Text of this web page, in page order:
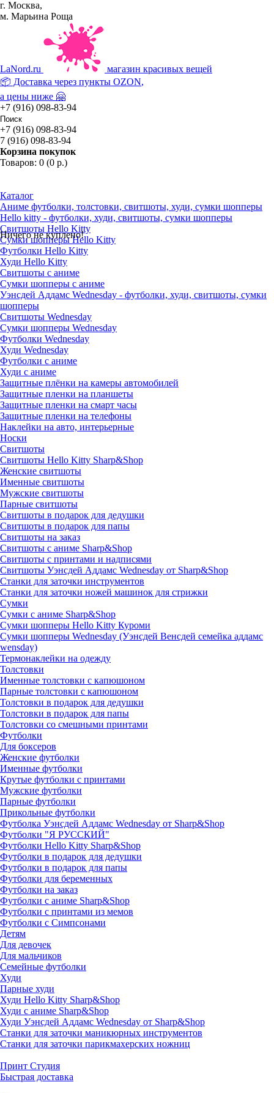
г. Москва,
м. Марьина Роща
LaNord.ru
магазин красивых вещей
📦 Доставка через пункты OZON,
а цены ниже 🤗
+7 (916) 098-83-94
+7 (916) 098-83-94
7 (916) 098-83-94
Корзина покупок
Товаров: 0 (0 р.)
Ничего не куплено!
Каталог
Аниме футболки, толстовки, свитшоты, худи, сумки шопперы
Hello kitty - футболки, худи, свитшоты, сумки шопперы
Свитшоты Hello Kitty
Сумки шопперы Hello Kitty
Футболки Hello Kitty
Худи Hello Kitty
Свитшоты с аниме
Сумки шопперы с аниме
Уэнсдей Аддамс Wednesday - футболки, худи, свитшоты, сумки
шопперы
Свитшоты Wednesday
Сумки шопперы Wednesday
Футболки Wednesday
Худи Wednesday
Футболки с аниме
Худи с аниме
Защитные плёнки на камеры автомобилей
Защитные пленки на планшеты
Защитные пленки на смарт часы
Защитные пленки на телефоны
Наклейки на авто, интерьерные
Носки
Свитшоты
Cвитшоты Hello Kitty Sharp&Shop
Женские свитшоты
Именные свитшоты
Мужские свитшоты
Парные свитшоты
Свитшоты в подарок для дедушки
Свитшоты в подарок для папы
Свитшоты на заказ
Свитшоты с аниме Sharp&Shop
Свитшоты с принтами и надписями
Свитшоты Уэнсдей Аддамс Wednesday от Sharp&Shop
Станки для заточки инструментов
Станки для заточки ножей машинок для стрижки
Сумки
Сумки с аниме Sharp&Shop
Сумки шопперы Hello Kitty Куроми
Сумки шопперы Wednesday (Уэнсдей Венсдей семейка аддамс
wensday)
Термонаклейки на одежду
Толстовки
Именные толстовки с капюшоном
Парные толстовки с капюшоном
Толстовки в подарок для дедушки
Толстовки в подарок для папы
Толстовки со смешными принтами
Футболки
Для боксеров
Женские футболки
Именные футболки
Крутые футболки с принтами
Мужские футболки
Парные футболки
Прикольные футболки
Футболка Уэнсдей Аддамс Wednesday от Sharp&Shop
Футболки "Я РУССКИЙ"
Футболки Hello Kitty Sharp&Shop
Футболки в подарок для дедушки
Футболки в подарок для папы
Футболки для беременных
Футболки на заказ
Футболки с аниме Sharp&Shop
Футболки с принтами из мемов
Футболки с Симпсонами
Детям
Для девочек
Для мальчиков
Семейные футболки
Худи
Парные худи
Худи Hello Kitty Sharp&Shop
Худи с аниме Sharp&Shop
Худи Уэнсдей Аддамс Wednesday от Sharp&Shop
Станки для заточки маникюрных инструментов
Станки для заточки парикмахерских ножниц
Принт Студия
Быстрая доставка